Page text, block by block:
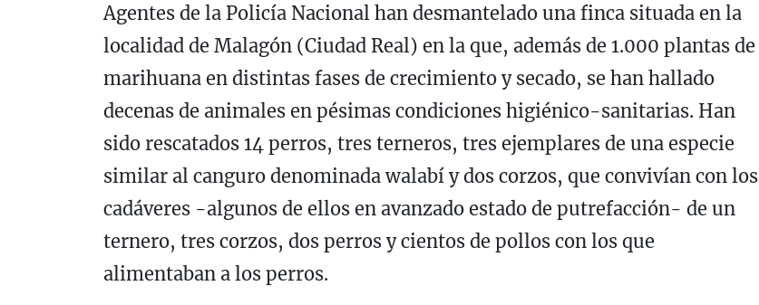
Agentes de la Policía Nacional han desmantelado una finca situada en la
localidad de Malagón (Ciudad Real) en la que, además de 1.000 plantas de
marihuana en distintas fases de crecimiento y secado, se han hallado
decenas de animales en pésimas condiciones higiénico-sanitarias. Han
sido rescatados 14 perros, tres terneros, tres ejemplares de una especie
similar al canguro denominada walabí y dos corzos, que convivían con los
cadáveres -algunos de ellos en avanzado estado de putrefacción- de un
ternero, tres corzos, dos perros y cientos de pollos con los que
alimentaban a los perros.